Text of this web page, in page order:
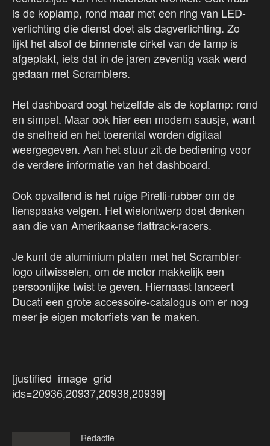
is de koplamp, rond maar met een ring van LED-
verlichting die dienst doet als dagverlichting. Zo
lijkt het alsof de binnenste cirkel van de lamp is
afgeplakt, iets dat in de jaren zeventig vaak werd
gedaan met Scramblers.
Het dashboard oogt hetzelfde als de koplamp: rond
en simpel. Maar ook hier een modern sausje, want
de snelheid en het toerental worden digitaal
weergegeven. Aan het stuur zit de bediening voor
de verdere informatie van het dashboard.
Ook opvallend is het ruige Pirelli-rubber om de
tienspaaks velgen. Het wielontwerp doet denken
aan die van Amerikaanse flattrack-racers.
Je kunt de aluminium platen met het Scrambler-
logo uitwisselen, om de motor makkelijk een
persoonlijke twist te geven. Hiernaast lanceert
Ducati een grote accessoire-catalogus om er nog
meer je eigen motorfiets van te maken.
[justified_image_grid
ids=20936,20937,20938,20939]
Redactie